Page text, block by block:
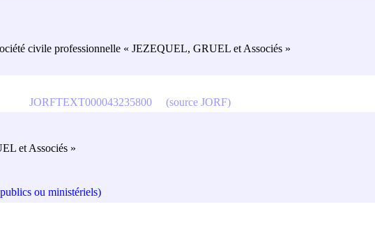
civile professionnelle « JEZEQUEL, GRUEL et Associés »
et Associés »
ou ministériels)
JORFTEXT000043235800 (source JORF)